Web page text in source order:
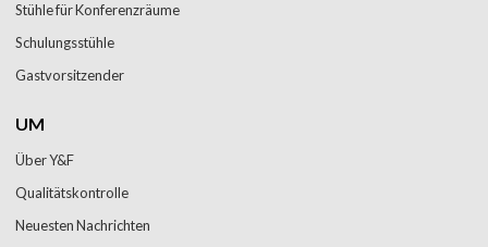
Stühle für Konferenzräume
Schulungsstühle
Gastvorsitzender
UM
Über Y&F
Qualitätskontrolle
Neuesten Nachrichten